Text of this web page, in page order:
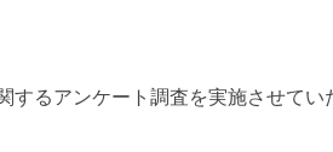
するアンケート調査を実施させてい